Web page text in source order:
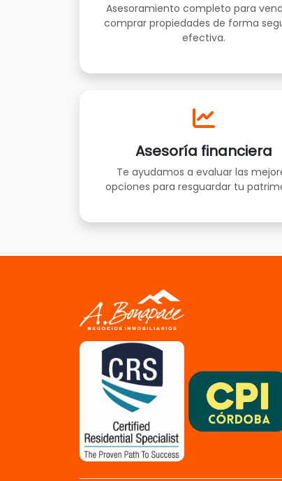
Asesoramiento completo para
comprar propiedades de forma
efectiva.
Asesoría financiera
Te ayudamos a evaluar las
opciones para resguardar tu